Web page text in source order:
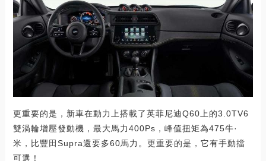
更重要的是，新車在動力上搭載了英菲尼迪Q60上的3.0TV6
雙渦輪增壓發動機，最大馬力400Ps，峰值扭矩為475牛·
米，比豐田Supra還要多60馬力。更重要的是，它有手動擋
可選！